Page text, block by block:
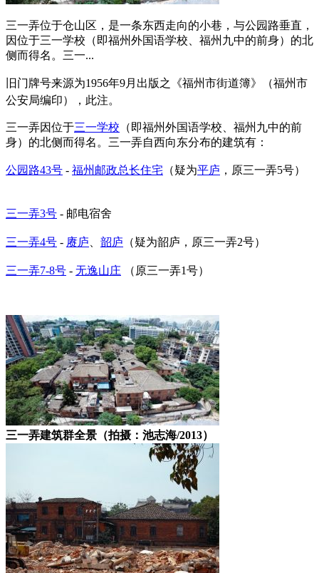
三一弄位于仓山区，是一条东西走向的小巷，与公园路垂直，
因位于三一学校（即福州外国语学校、福州九中的前身）的北
侧而得名。三一...
旧门牌号来源为1956年9月出版之《福州市街道簿》（福州市
公安局编印），此注。
三一弄因位于三一学校 （即福州外国语学校、福州九中的前
身）的北侧而得名。三一弄自西向东分布的建筑有：
公园路43号 - 福州邮政总长住宅 （疑为平庐 ，原三一弄5号）
三一弄3号 - 邮电宿舍
三一弄4号 - 赓庐 韶庐 （疑为韶庐， 原三一弄2号）
三一弄7-8号 - 无逸山庄 （原三一弄1号）
三一弄建筑群全景（拍摄：池志海/2013）